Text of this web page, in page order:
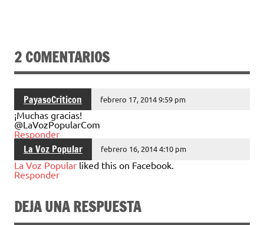
2 COMENTARIOS
PayasoCriticon febrero 17, 2014 9:59 pm
¡Muchas gracias!
@LaVozPopularCom
Responder
La Voz Popular febrero 16, 2014 4:10 pm
La Voz Popular liked this on Facebook.
Responder
DEJA UNA RESPUESTA